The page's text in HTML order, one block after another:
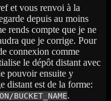
et vous renvoi à la
depuis au moins
rends compte que je ne
que je corrige. Pour
connexion comme
le dépôt distant avec
pouvoir ensuite y
distant est de la forme:
BUCKET_NAME.